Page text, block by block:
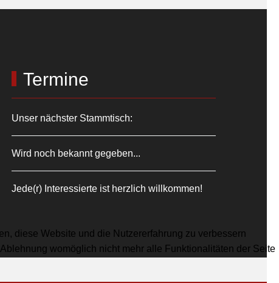
Termine
Unser nächster Stammtisch:
Wird noch bekannt gegeben...
Jede(r) Interessierte ist herzlich willkommen!
diese Website und die Nutzererfahrung zu verbessern
womöglich nicht mehr alle Funktionalitäten der Seite